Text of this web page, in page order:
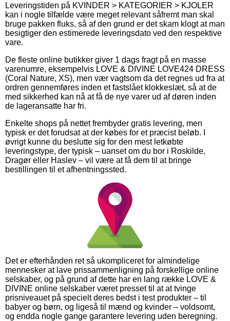
Leveringstiden på KVINDER > KATEGORIER > KJOLER
kan i nogle tilfælde være meget relevant såfremt man skal
bruge pakken fluks, så af den grund er det skam klogt at man
besigtiger den estimerede leveringsdato ved den respektive
vare.
De fleste online butikker giver 1 dags fragt på en masse
varenumre, eksempelvis LOVE & DIVINE LOVE424 DRESS
(Coral Nature, XS), men vær vagtsom da det regnes ud fra at
ordren gennemføres inden et fastslået klokkeslæt, så at de
med sikkerhed kan nå at få de nye varer ud af døren inden
de lageransatte har fri.
Enkelte shops på nettet frembyder gratis levering, men
typisk er det forudsat at der købes for et præcist beløb. I
øvrigt kunne du beslutte sig for den mest letkøbte
leveringstype, der typisk – uanset om du bor i Roskilde,
Dragør eller Haslev – vil være at få dem til at bringe
bestillingen til et afhentningssted.
Det er efterhånden ret så ukompliceret for almindelige
mennesker at lave prissammenligning på forskellige online
selskaber, og på grund af dette har en lang række LOVE &
DIVINE online selskaber været presset til at at tvinge
prisniveauet på specielt deres bedst i test produkter – til
babyer og børn, og ligeså til mænd og kvinder – voldsomt,
og endda nogle gange garantere levering uden beregning.